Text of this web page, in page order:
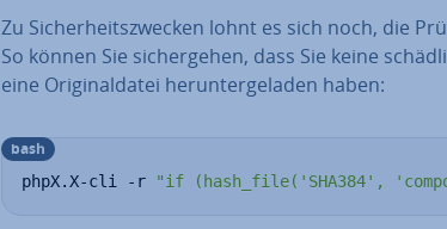
Zu Si­cher­heits­zwe­cken lohnt es sich noch, die
So können Sie si­cher­ge­hen, dass Sie keine
eine Ori­gi­nal­da­tei her­un­ter­ge­la­den haben:
phpX.X-cli -r "if (hash_file('SHA384',
bash